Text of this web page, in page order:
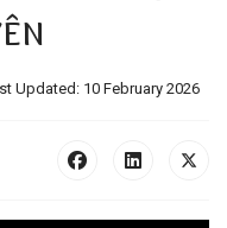
Updated: 10 February 2026